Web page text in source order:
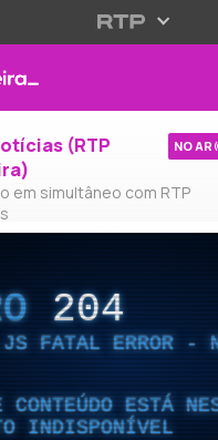
(RTP
em simultâneo com RTP
NO AR
204
FATAL ERROR -
CONTEÚDO ESTÁ
INDISPONÍVEL